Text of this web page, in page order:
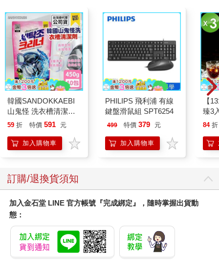
韓國SANDOKKAEBI
山鬼怪 洗衣槽清潔劑
450公克-10包組
59 折 特價 591 元
加入購物車
PHILIPS 飛利浦 有線
鍵盤滑鼠組 SPT6254
499 特價 379 元
加入購物車
【
臻3
84 折
訂購/退換貨須知
加入金石堂 LINE 官方帳號『完成綁定』，隨時掌握出貨動
態：